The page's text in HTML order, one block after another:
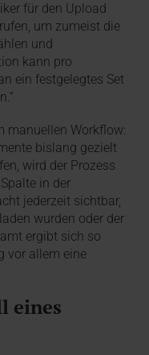
für den Upload
um zumeist die
und
kann pro
ein festgelegtes Set
manuellen Workflow:
bislang gezielt
wird der Prozess
in der
jederzeit sichtbar,
wurden oder der
ergibt sich so
vor allem eine
eines